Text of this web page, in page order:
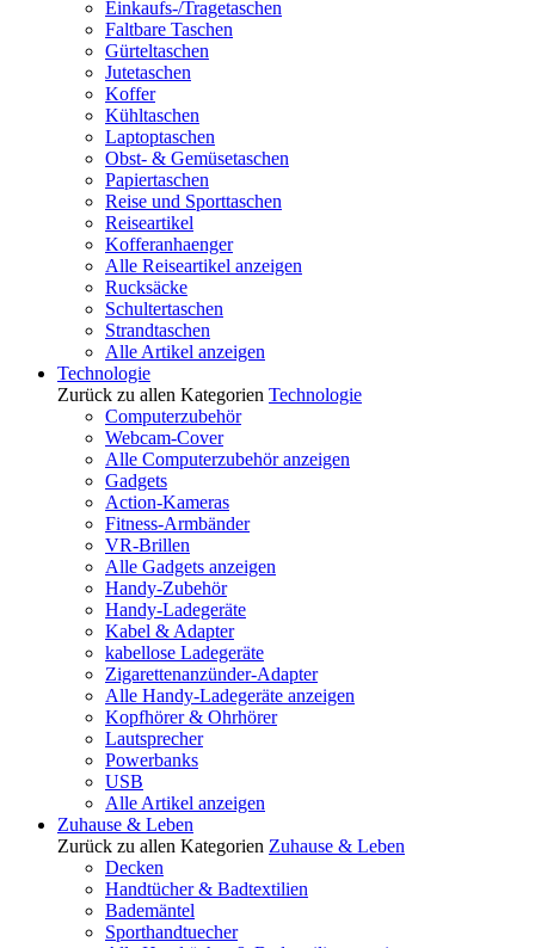
Einkaufs-/Tragetaschen
Faltbare Taschen
Gürteltaschen
Jutetaschen
Koffer
Kühltaschen
Laptoptaschen
Obst- & Gemüsetaschen
Papiertaschen
Reise und Sporttaschen
Reiseartikel
Kofferanhaenger
Alle Reiseartikel anzeigen
Rucksäcke
Schultertaschen
Strandtaschen
Alle Artikel anzeigen
Technologie
Zurück zu allen Kategorien Technologie
Computerzubehör
Webcam-Cover
Alle Computerzubehör anzeigen
Gadgets
Action-Kameras
Fitness-Armbänder
VR-Brillen
Alle Gadgets anzeigen
Handy-Zubehör
Handy-Ladegeräte
Kabel & Adapter
kabellose Ladegeräte
Zigarettenanzünder-Adapter
Alle Handy-Ladegeräte anzeigen
Kopfhörer & Ohrhörer
Lautsprecher
Powerbanks
USB
Alle Artikel anzeigen
Zuhause & Leben
Zurück zu allen Kategorien Zuhause & Leben
Decken
Handtücher & Badtextilien
Bademäntel
Sporthandtuecher